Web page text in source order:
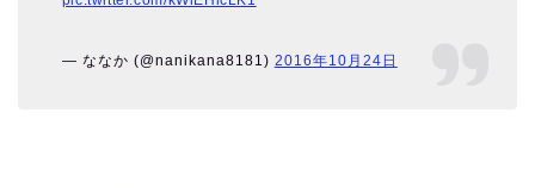
— ななか (@nanikana8181) 2016年10月24日